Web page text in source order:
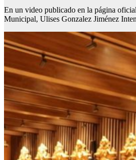
En un video publicado en la página
Municipal, Ulises Gonzalez Jiménez